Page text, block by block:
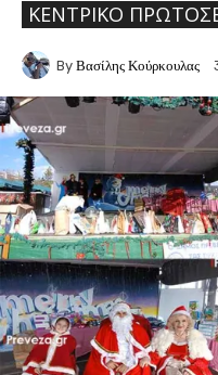
ΚΕΝΤΡΙΚΌ
By Βασίλης Κούρκουλας